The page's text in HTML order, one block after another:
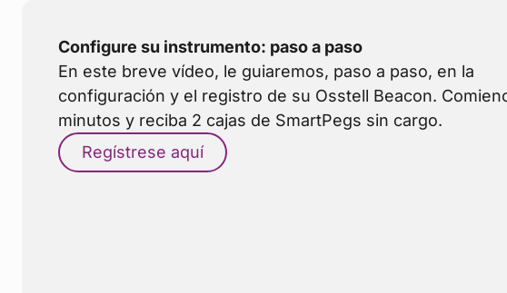
Configure su instrumento: paso a paso
En este breve vídeo, le guiaremos, paso a paso, en la
configuración y el registro de su Osstell Beacon.
minutos y reciba 2 cajas de SmartPegs sin cargo.
Regístrese aquí